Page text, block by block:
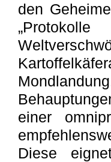
den
einer
Diese